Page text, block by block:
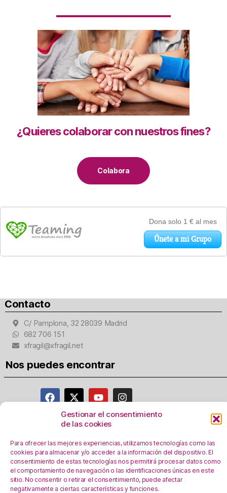
Gestionar el consentimiento
de las cookies
Para ofrecer las mejores experiencias, utilizamos tecnologías como las
cookies para almacenar y/o acceder a la información del dispositivo. El
consentimiento de estas tecnologías nos permitirá procesar datos como
el comportamiento de navegación o las identificaciones únicas en este
sitio. No consentir o retirar el consentimiento, puede afectar
negativamente a ciertas características y funciones.
¿Quieres colaborar con nuestros fines?
Colabora
Contacto
C/ Pamplona, 32 28039 Madrid
682 706 151
xfragil@xfragil.net
Nos puedes encontrar
Política de privacidad
Registro Actividades como responsables del
tratamiento
Política de Cookies